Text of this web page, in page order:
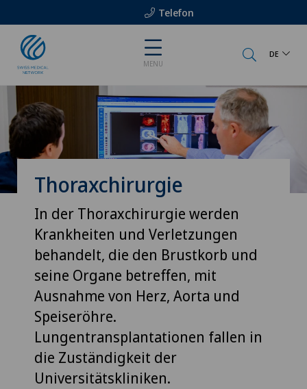
Telefon
MENU
DE
Thoraxchirurgie
In der Thoraxchirurgie werden
Krankheiten und Verletzungen
behandelt, die den Brustkorb und
seine Organe betreffen, mit
Ausnahme von Herz, Aorta und
Speiseröhre.
Lungentransplantationen fallen in
die Zuständigkeit der
Universitätskliniken.